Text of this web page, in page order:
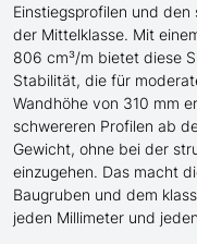
Einstiegsprofilen und den
der Mittelklasse. Mit
806 cm³/m bietet diese
Stabilität, die für
Wandhöhe von 310 mm
schwereren Profilen ab
Gewicht, ohne bei der
einzugehen. Das macht
Baugruben und dem
jeden Millimeter und